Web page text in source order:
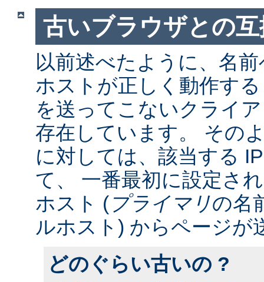
古いブラウザとの
以前述べたように、名
ホストが正しく動作す
を送ってこないクライ
存在しています。 その
に対しては、該当する
て、 一番最初に設定さ
ホスト ( プライマリの名
ルホスト) からページが
どのぐらい古いの ?